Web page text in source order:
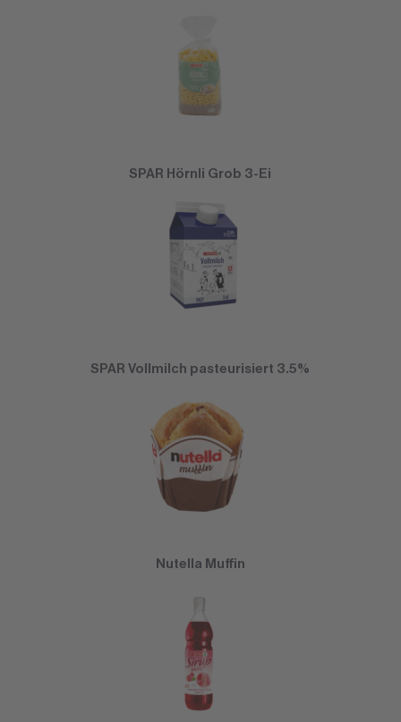
SPAR Hörnli Grob 3-Ei
SPAR Vollmilch pasteurisiert 3.5%
Nutella Muffin